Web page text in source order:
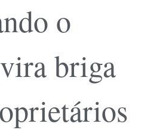
o
briga